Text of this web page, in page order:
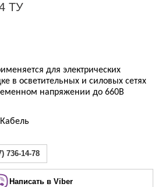
ТУ
для электрических
в осветительных и силовых сетях
напряжении до 660В
736-14-78
Написать в Viber